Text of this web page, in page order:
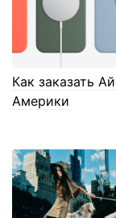
Как заказать
Америки